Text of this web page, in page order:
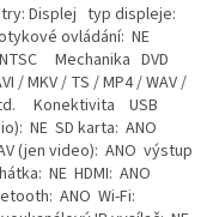
Displej typ displeje:
ovládání: NE
Mechanika DVD
/ MKV / TS / MP4 / WAV /
atd. Konektivita USB
NE SD karta: ANO
(jen video): ANO výstup
NE HDMI: ANO
ANO Wi-Fi: